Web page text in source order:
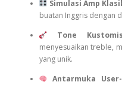
Simulasi Amp
buatan Inggris dengan
Tone
menyesuaikan treble,
yang unik.
Antarmuka